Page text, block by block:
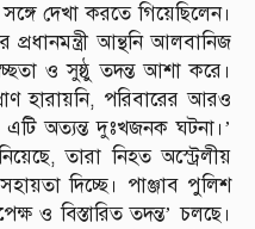
দেখা করতে গিয়েছিলেন।
আন্থনি আলবানিজ
ও সুষ্ঠু তদন্ত আশা করে।
হারায়নি, পরিবারের আরও
অত্যন্ত দুঃখজনক ঘটনা।’
তারা নিহত অস্ট্রেলীয়
দিচ্ছে। পাঞ্জাব পুলিশ
ও বিস্তারিত তদন্ত’ চলছে।